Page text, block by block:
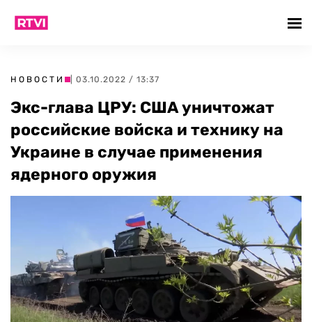
НОВОСТИ | 03.10.2022 / 13:37
Экс-глава ЦРУ: США уничтожат
российские войска и технику на
Украине в случае применения
ядерного оружия